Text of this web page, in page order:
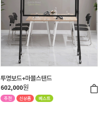
투명보드+마블스탠드
602,000원